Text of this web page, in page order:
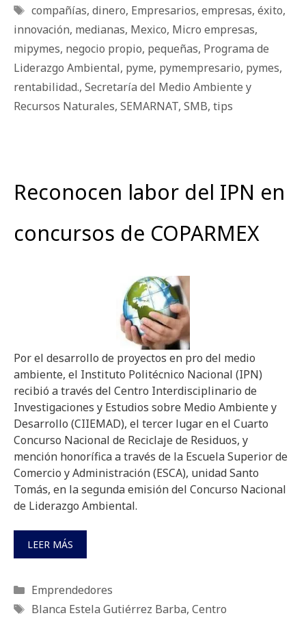
Etiquetas
compañías, dinero, Empresarios, empresas, éxito,
innovación, medianas, Mexico, Micro empresas,
mipymes, negocio propio, pequeñas, Programa de
Liderazgo Ambiental, pyme, pymempresario, pymes,
rentabilidad., Secretaría del Medio Ambiente y
Recursos Naturales, SEMARNAT, SMB, tips
Reconocen labor del IPN en
concursos de COPARMEX
Por el desarrollo de proyectos en pro del medio
ambiente, el Instituto Politécnico Nacional (IPN)
recibió a través del Centro Interdisciplinario de
Investigaciones y Estudios sobre Medio Ambiente y
Desarrollo (CIIEMAD), el tercer lugar en el Cuarto
Concurso Nacional de Reciclaje de Residuos, y
mención honorífica a través de la Escuela Superior de
Comercio y Administración (ESCA), unidad Santo
Tomás, en la segunda emisión del Concurso Nacional
de Liderazgo Ambiental.
LEER MÁS
Categorías
Emprendedores
Etiquetas
Blanca Estela Gutiérrez Barba, Centro